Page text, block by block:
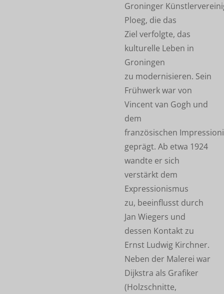
Groninger
Ploeg, die das
Ziel verfolgte, das
kulturelle Leben in
Groningen
zu modernisieren. Sein
Frühwerk war von
Vincent van Gogh und
dem
französischen
geprägt. Ab etwa 1924
wandte er sich
verstärkt dem
Expressionismus
zu, beeinflusst durch
Jan Wiegers und
dessen Kontakt zu
Ernst Ludwig Kirchner.
Neben der Malerei war
Dijkstra als Grafiker
(Holzschnitte,